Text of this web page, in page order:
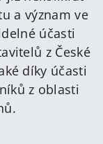
a význam ve
účasti
z České
díky účasti
z oblasti